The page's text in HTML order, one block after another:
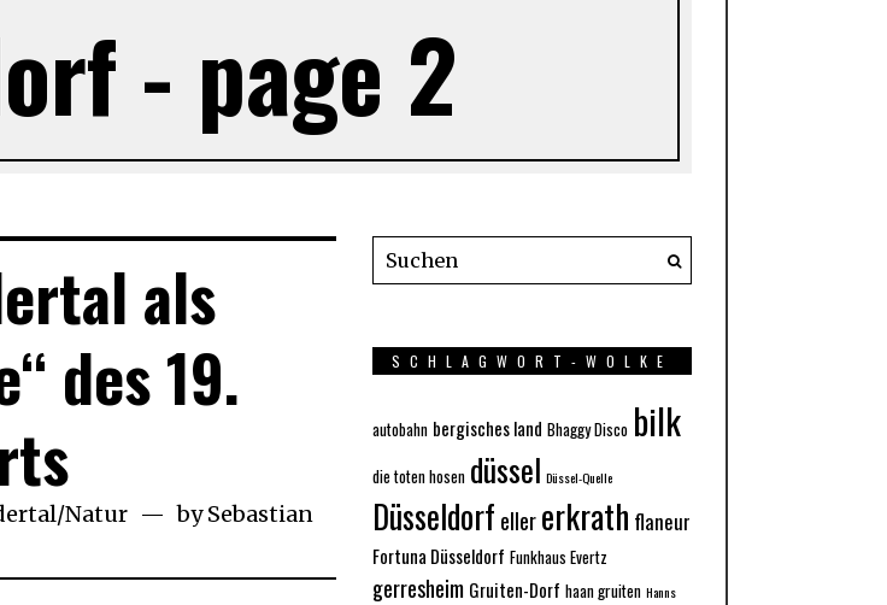
- page 2
als
des 19.
/Natur bySebastian
SCHLAGWORT-WOLKE
autobahn bergisches land Bhaggy Disco bilk
die toten hosen düssel Düssel-Quelle
Düsseldorf ellererkrath flaneur
Fortuna Düsseldorf Funkhaus Evertz
gerresheim Gruiten-Dorf haan gruiten Hanns